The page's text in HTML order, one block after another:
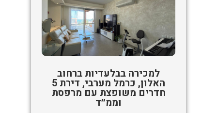
למכירה בבלעדיות ברחוב
האלון, כרמל מערבי, דירת 5
חדרים משופצת עם מרפסת
וממ״ד